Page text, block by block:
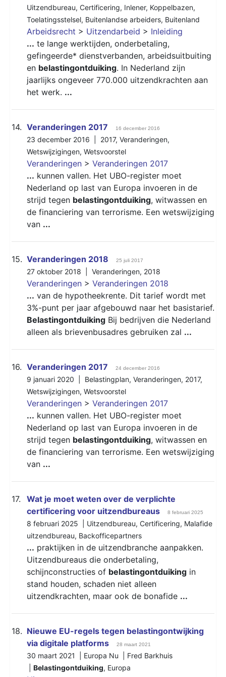
Uitzendbureau, Certificering, Inlener, Koppelbazen,
Toelatingsstelsel, Buitenlandse arbeiders, Buitenland
Arbeidsrecht > Uitzendarbeid > Inleiding
... te lange werktijden, onderbetaling,
gefingeerde* dienstverbanden, arbeidsuitbuiting
en belastingontduiking. In Nederland zijn
jaarlijks ongeveer 770.000 uitzendkrachten aan
het werk. ...
14. Veranderingen 2017 16 december 2016
23 december 2016 | 2017, Veranderingen,
Wetswijzigingen, Wetsvoorstel
Veranderingen > Veranderingen 2017
... kunnen vallen. Het UBO-register moet
Nederland op last van Europa invoeren in de
strijd tegen belastingontduiking, witwassen en
de financiering van terrorisme. Een wetswijziging
van ...
15. Veranderingen 2018 25 juli 2017
27 oktober 2018 | Veranderingen, 2018
Veranderingen > Veranderingen 2018
... van de hypotheekrente. Dit tarief wordt met
3%-punt per jaar afgebouwd naar het basistarief.
Belastingontduiking Bij bedrijven die Nederland
alleen als brievenbusadres gebruiken zal ...
16. Veranderingen 2017 24 december 2016
9 januari 2020 | Belastingplan, Veranderingen, 2017,
Wetswijzigingen, Wetsvoorstel
Veranderingen > Veranderingen 2017
... kunnen vallen. Het UBO-register moet
Nederland op last van Europa invoeren in de
strijd tegen belastingontduiking, witwassen en
de financiering van terrorisme. Een wetswijziging
van ...
17.
Wat je moet weten over de verplichte
certificering voor uitzendbureaus
8 februari 2025
8 februari 2025 | Uitzendbureau, Certificering, Malafide
uitzendbureau, Backofficepartners
... praktijken in de uitzendbranche aanpakken.
Uitzendbureaus die onderbetaling,
schijnconstructies of belastingontduiking in
stand houden, schaden niet alleen
uitzendkrachten, maar ook de bonafide ...
18. Nieuwe EU-regels tegen belastingontwijking
via digitale platforms
28 maart 2021
30 maart 2021 | Europa Nu | Fred Barkhuis
Belastingontduiking, Europa